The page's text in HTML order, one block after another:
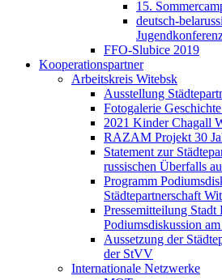
15.
deutsch-
FFO-Slubice 2019
Kooperationspartner
Arbeitskreis Witebsk
Ausstellung
Fotogalerie
2021 Kinder Chagall
RAZAM Projekt 30
Statement zur
russischen Überfalls
Programm
Städtepartnerschaft
Pressemitteilung Stadt
Podiumsdiskussion
Aussetzung der
der StVV
Internationale Netzwerke